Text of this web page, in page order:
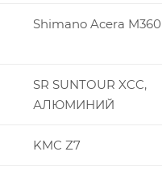
Shimano Acera M360
SR SUNTOUR XCC,
АЛЮМИНИЙ
KMC Z7